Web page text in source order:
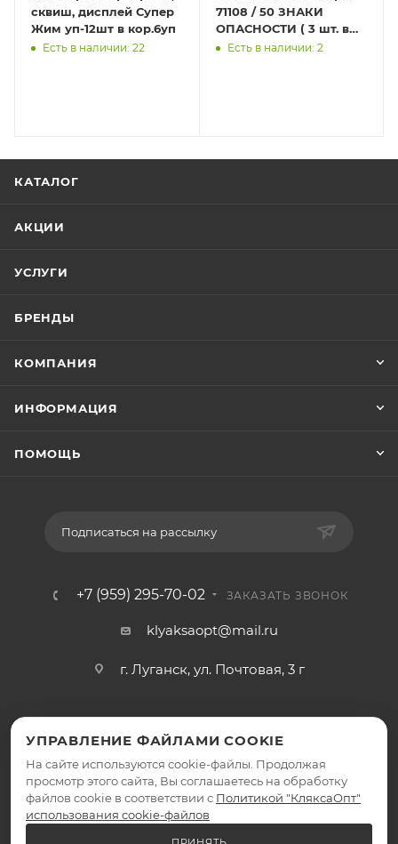
сквиш, дисплей Супер
Жим уп-12шт в кор.6уп
Есть в наличии: 22
71108 / 50 ЗНАКИ
ОПАСНОСТИ ( 3 шт. в
наборе; размер
Есть в наличии: 2
КАТАЛОГ
АКЦИИ
УСЛУГИ
БРЕНДЫ
КОМПАНИЯ
ИНФОРМАЦИЯ
ПОМОЩЬ
Подписаться на рассылку
+7 (959) 295-70-02 ЗАКАЗАТЬ ЗВОНОК
klyaksaopt@mail.ru
г. Луганск, ул. Почтовая, 3 г
2026 © КляксаОпт - интернет-магазин
УПРАВЛЕНИЕ ФАЙЛАМИ COOKIE
На сайте используются cookie-файлы. Продолжая
просмотр этого сайта, Вы соглашаетесь на обработку
файлов cookie в соответствии с Политикой "КляксаОпт"
использования cookie-файлов